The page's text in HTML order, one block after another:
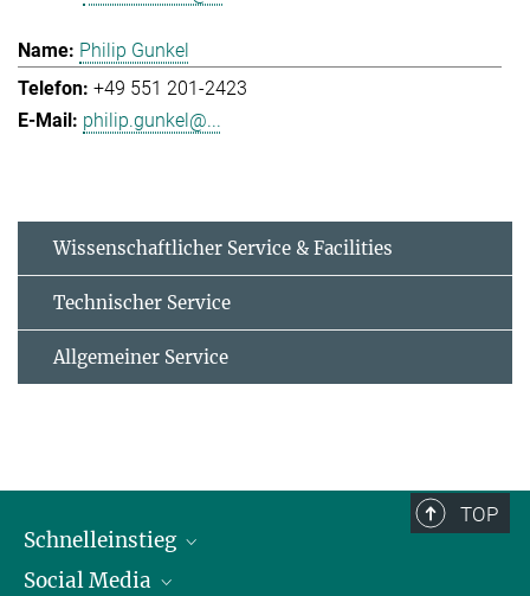
Philip Gunkel
+49 551 201-2423
philip.gunkel@...
Wissenschaftlicher Service & Facilities
Technischer Service
Allgemeiner Service
TOP
Schnelleinstieg
Alumni
Social Media